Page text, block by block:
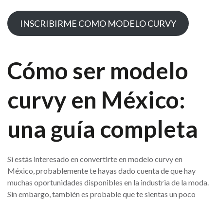
INSCRIBIRME COMO MODELO CURVY
Cómo ser modelo
curvy en México:
una guía completa
Si estás interesado en convertirte en modelo curvy en
México, probablemente te hayas dado cuenta de que hay
muchas oportunidades disponibles en la industria de la moda.
Sin embargo, también es probable que te sientas un poco